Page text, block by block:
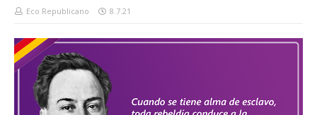
Eco Republicano 8.7.21